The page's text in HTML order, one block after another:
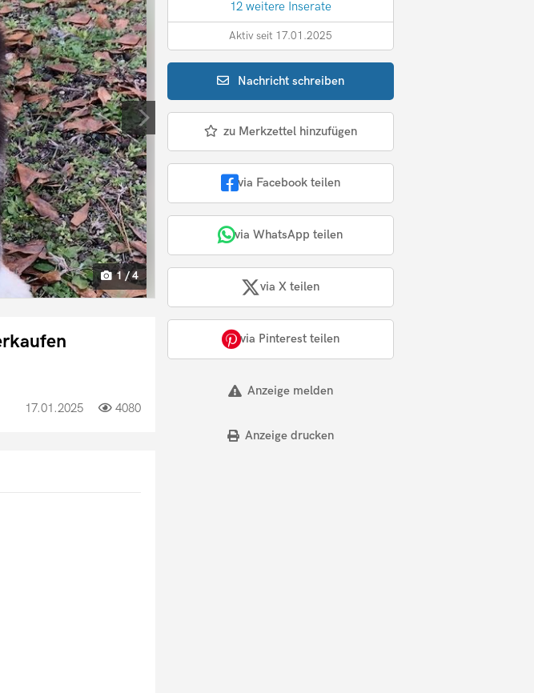
1 / 4
17.01.2025 4080
12 weitere Inserate
Aktiv seit 17.01.2025
Nachrichtschreiben
zu Merkzettel hinzufügen
via Facebook teilen
via WhatsApp teilen
via X teilen
via Pinterest teilen
Anzeige melden
Anzeige drucken